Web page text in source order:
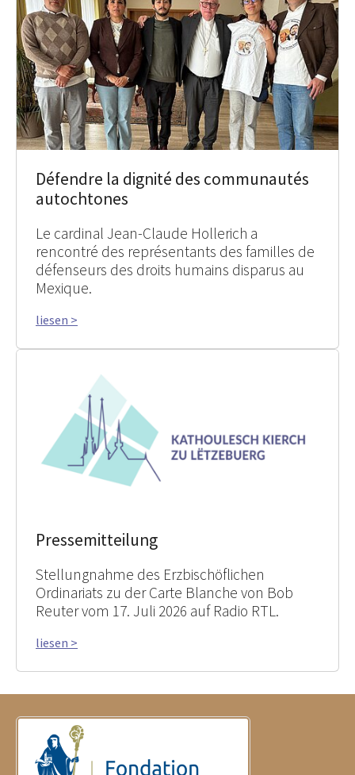
Défendre la dignité des communautés
autochtones
Le cardinal Jean-Claude Hollerich a
rencontré des représentants des familles de
défenseurs des droits humains disparus au
Mexique.
liesen >
Pressemitteilung
Stellungnahme des Erzbischöflichen
Ordinariats zu der Carte Blanche von Bob
Reuter vom 17. Juli 2026 auf Radio RTL.
liesen >